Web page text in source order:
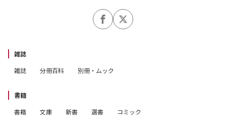
雑誌
雑誌
分冊百科 別冊・ムック
書籍
書籍
文庫 新書 選書 コミック